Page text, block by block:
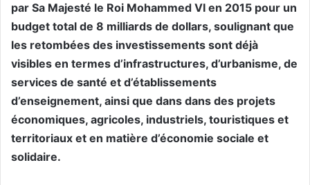
par Sa Majesté le Roi Mohammed VI en 2015 pour un
budget total de 8 milliards de dollars, soulignant que
les retombées des investissements sont déjà
visibles en termes d’infrastructures, d’urbanisme, de
services de santé et d’établissements
d’enseignement, ainsi que dans dans des projets
économiques, agricoles, industriels, touristiques et
territoriaux et en matière d’économie sociale et
solidaire.